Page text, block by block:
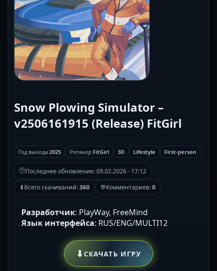
Snow Plowing Simulator –
v2506161915 (Release) FitGirl
Год выхода:2025 Репакер:FitGirl 3D Lifestyle First-person
🕒Последнее обновление:09.02.2026 - 17:12
⬇Всего скачиваний:360 💬Комментариев:0
Разработчик: PlayWay, FreeMind
Язык интерфейса: RUS/ENG/MULTI12
⬇СКАЧАТЬ ИГРУ